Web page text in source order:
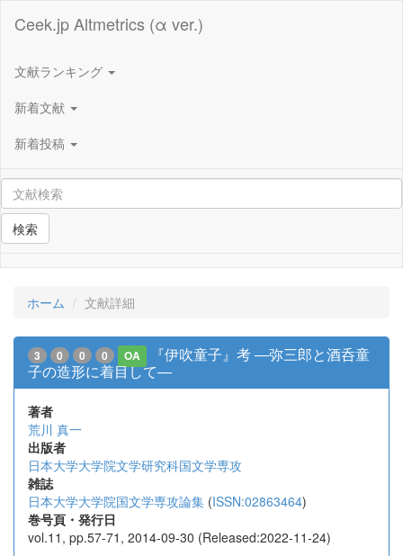
Ceek.jp Altmetrics (α ver.)
文献ランキング
新着文献
新着投稿
検索
ホーム 文献詳細
3 0 0 0 OA
『伊吹童子』考 ―弥三郎と酒呑童
子の造形に着目して―
著者
荒川 真一
出版者
日本大学大学院文学研究科国文学専攻
雑誌
日本大学大学院国文学専攻論集 (ISSN:02863464)
巻号頁・発行日
vol.11, pp.57-71, 2014-09-30 (Released:2022-11-24)